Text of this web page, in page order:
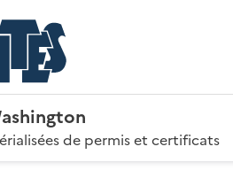
de permis et certificats